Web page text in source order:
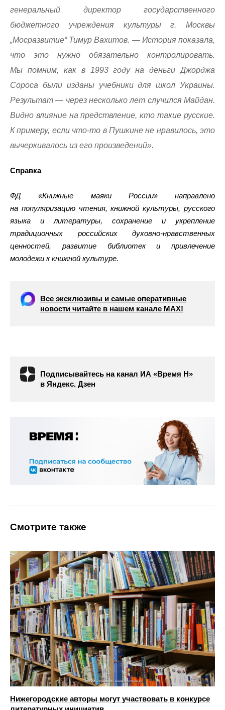
генеральный директор государственного
бюджетного учреждения культуры г. Москвы
„Мосразвитие“ Тимур Вахитов. — История показала,
что это нужно обязательно контролировать.
Мы помним, как в 1993 году на деньги Джорджа
Сороса были изданы учебники для школ Украины.
Результат — через несколько лет случился Майдан.
Видно влияние на предствление, кто такие русские.
К примеру, если что-то в Пушкине не нравилось, это
вычеркивалось из его произведений».
Справка
ФД «Книжные маяки России» направлено
на популяризацию чтения, книжной культуры, русского
языка и литературы, сохранение и укрепление
традиционных российских духовно-нравственных
ценностей, развитие библиотек и привлечение
молодежи к книжной культуре.
Все эксклюзивы и самые оперативные
новости читайте в нашем канале МАХ!
Подписывайтесь на канал ИА «Время Н»
в Яндекс. Дзен
Смотрите также
Нижегородские авторы могут участвовать в конкурсе